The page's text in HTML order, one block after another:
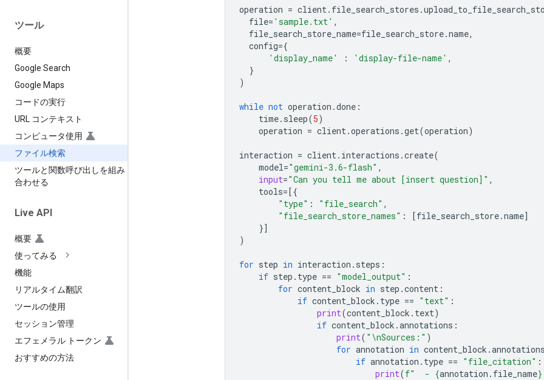
ツール
概要
Google Search
Google Maps
コードの実行
URL コンテキスト
コンピュータ使用
ファイル検索
ツールと関数呼び出しを組み
合わせる
Live API
概要
使ってみる
機能
リアルタイム翻訳
ツールの使用
セッション管理
エフェメラル トークン
おすすめの方法
operation = client. file_search_stores .
file= 'sample.txt' ,
file_search_store_name=file_search_store.name,
config={
'display_name'
: 'display-file-name' ,
}
)
while not operation .done :
time. sleep(5)
operation = client.operations .get(operation)
interaction = client. interactions .create(
model="gemini-3.6-flash" ,
input="Can you tell me about [insert question]" ,
tools=[{
"type" : "file_search" ,
"file_search_store_names" : [file_search_store.name]
}]
)
for step in interaction . steps :
if step . type == "model_output" :
for content_block in step .content :
if content_block . type == "text" :
print(content_block . text)
if content_block .annotations :
print( " \nSources:" )
for annotation in content_block .annotations
if annotation . type == "file_citation" :
print(f"  - {annotation . file_name}